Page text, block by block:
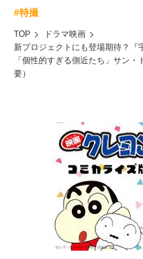
#特撮
TOP
ドラマ映画
新プロジェクトにも登場期待？『
「個性的すぎる側近たち」サン
要）